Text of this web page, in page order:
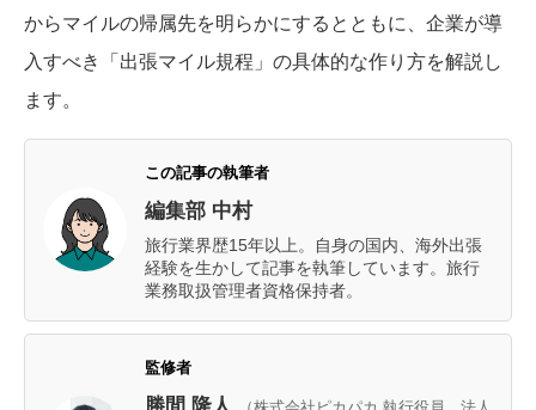
からマイルの帰属先を明らかにするとともに、企業が導
入すべき「出張マイル規程」の具体的な作り方を解説し
ます。
この記事の執筆者
編集部 中村
旅行業界歴15年以上。自身の国内、海外出張
経験を生かして記事を執筆しています。旅行
業務取扱管理者資格保持者。
監修者
勝間 隆人 （株式会社ピカパカ 執行役員、法人